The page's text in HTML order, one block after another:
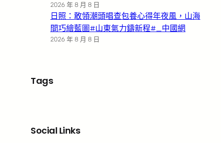
2026 年 8 月 8 日
日照：敢領潮頭唱查包養心得年夜風，山海
間巧繪藍圖#山東氣力鑄新程#_中國網
2026 年 8 月 8 日
Tags
Social Links